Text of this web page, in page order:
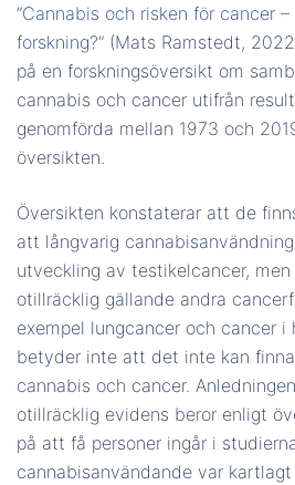
”Cannabis och risken för cancer
forskning?” (Mats Ramstedt,
på en forskningsöversikt om
cannabis och cancer utifrån
genomförda mellan 1973 och
översikten.
Översikten konstaterar att de
att långvarig
utveckling av testikelcancer,
otillräcklig gällande andra
exempel lungcancer och cancer i
betyder inte att det inte kan
cannabis och cancer.
otillräcklig evidens beror enligt
på att få personer ingår i
cannabisanvändande var